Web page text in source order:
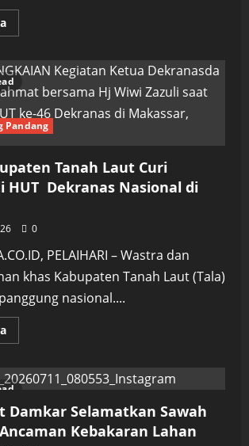
Read
more
H
Rahmat
Turun
Langsung
Panen
Padi,
Tegaskan
Tala
Perkuat
Swasembada
Pangan
Pandang
Tanah Laut Curi
HUT Dekranas Nasional di
0
PELAIHARI – Wastra dan
khas Kabupaten Tanah Laut (Tala)
nasional....
Read
more
Kabupaten
Tanah
Curi
Perhatian
di
HUT
Damkar Selamatkan Sawah
Kebakaran Lahan